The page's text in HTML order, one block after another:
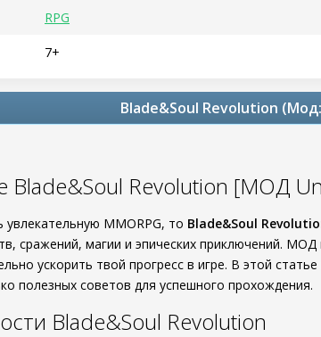
RPG
7+
Blade&Soul Revolution
Blade&Soul Revolution [МОД
MMORPG, то Blade&Soul
сражений, магии и эпических приключений.
ускорить твой прогресс в игре. В этой
полезных советов для успешного прохождения.
Blade&Soul Revolution